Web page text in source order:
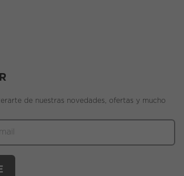
de nuestras novedades, ofertas y mucho